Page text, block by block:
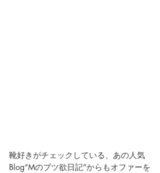
靴好きがチェックしている、あの人気
Blog“Mのブツ欲日記”からもオファーを